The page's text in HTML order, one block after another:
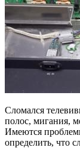
Сломался
полос, мигания,
Имеются
определить, что